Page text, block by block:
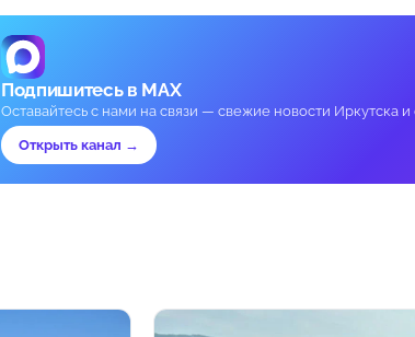
Подпишитесь в MAX
Оставайтесь с нами на связи — свежие новости Иркутска
Открыть канал →